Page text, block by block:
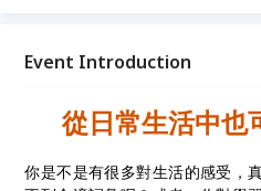
Event Introduction
從日常生活中也
你是不是有很多對生活的感受，